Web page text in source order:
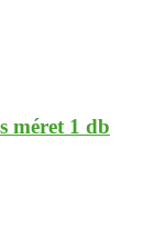
méret 1 db